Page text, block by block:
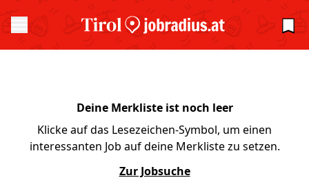
Deine Merkliste ist noch leer
Klicke auf das Lesezeichen-Symbol, um einen
interessanten Job auf deine Merkliste zu setzen.
Zur Jobsuche